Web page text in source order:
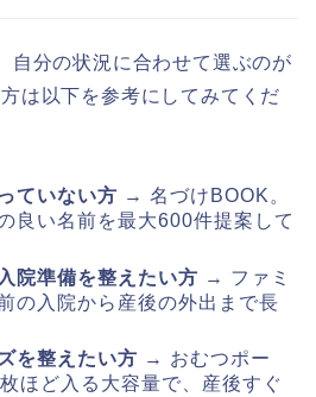
自分の状況に合わせて選ぶのが
は以下を参考にしてみてくだ
ていない方 → 名づけBOOK。
良い名前を最大600件提案して
院準備を整えたい方 → ファミ
の入院から産後の外出まで長
を整えたい方 → おむつポー
ほど入る大容量で、産後すぐ